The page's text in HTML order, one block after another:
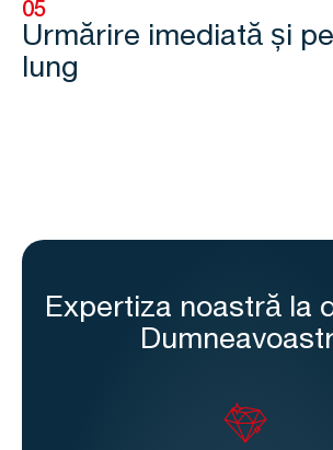
05
Urmărire imediată și
lung
Expertiza noastră la